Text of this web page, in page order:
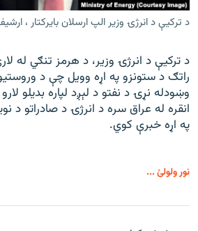
د ترکیې د انرژۍ وزیر الپ ارسلان بایرکتار ،
د ترکیې د انرژۍ وزیر، د هرمز تنګي له
راتګ د ستونزو په اړه وویل چې د
وښودله نړۍ د نفتو د لېږد لپاره بدیلو لارو
انقره له عراق سره د انرژۍ د صادراتو د
په اړه خبرې کوي.
نور ولولئ ...